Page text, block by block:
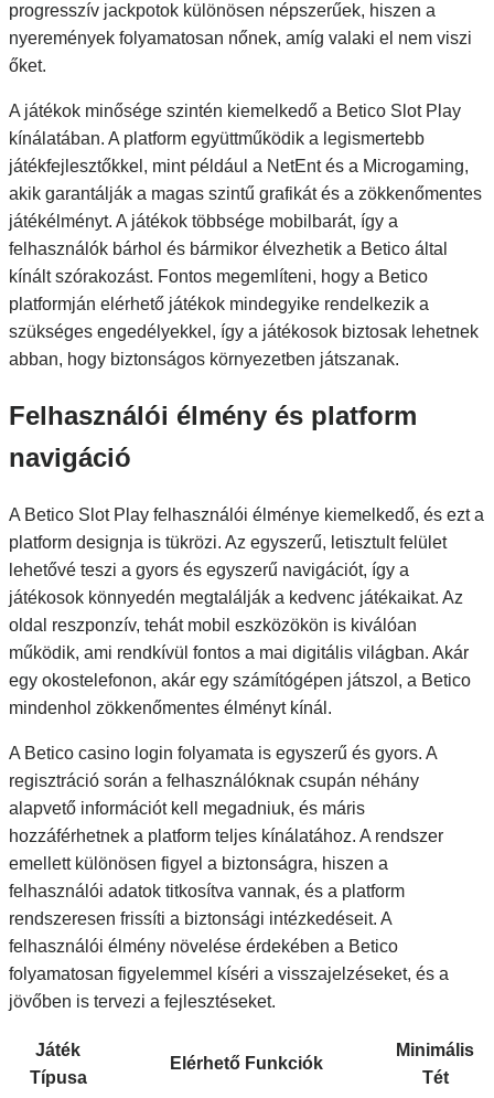
progresszív jackpotok különösen népszerűek, hiszen a
nyeremények folyamatosan nőnek, amíg valaki el nem viszi
őket.
A játékok minősége szintén kiemelkedő a Betico Slot Play
kínálatában. A platform együttműködik a legismertebb
játékfejlesztőkkel, mint például a NetEnt és a Microgaming,
akik garantálják a magas szintű grafikát és a zökkenőmentes
játékélményt. A játékok többsége mobilbarát, így a
felhasználók bárhol és bármikor élvezhetik a Betico által
kínált szórakozást. Fontos megemlíteni, hogy a Betico
platformján elérhető játékok mindegyike rendelkezik a
szükséges engedélyekkel, így a játékosok biztosak lehetnek
abban, hogy biztonságos környezetben játszanak.
Felhasználói élmény és platform
navigáció
A Betico Slot Play felhasználói élménye kiemelkedő, és ezt a
platform designja is tükrözi. Az egyszerű, letisztult felület
lehetővé teszi a gyors és egyszerű navigációt, így a
játékosok könnyedén megtalálják a kedvenc játékaikat. Az
oldal reszponzív, tehát mobil eszközökön is kiválóan
működik, ami rendkívül fontos a mai digitális világban. Akár
egy okostelefonon, akár egy számítógépen játszol, a Betico
mindenhol zökkenőmentes élményt kínál.
A Betico casino login folyamata is egyszerű és gyors. A
regisztráció során a felhasználóknak csupán néhány
alapvető információt kell megadniuk, és máris
hozzáférhetnek a platform teljes kínálatához. A rendszer
emellett különösen figyel a biztonságra, hiszen a
felhasználói adatok titkosítva vannak, és a platform
rendszeresen frissíti a biztonsági intézkedéseit. A
felhasználói élmény növelése érdekében a Betico
folyamatosan figyelemmel kíséri a visszajelzéseket, és a
jövőben is tervezi a fejlesztéseket.
Játék
Típusa
Elérhető Funkciók
Minimális
Tét